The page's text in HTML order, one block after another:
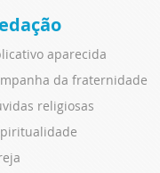
aparecida
da fraternidade
religiosas